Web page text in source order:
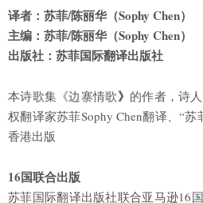
译者：苏菲/陈丽华（Sophy Chen）
主编：苏菲/陈丽华（Sophy Chen）
出版社：苏菲国际翻译出版社
本诗歌集《边寨情歌》 的作者，诗
权翻译家苏菲Sophy Chen翻译、“
香港出版
16国联合出版
苏菲国际翻译出版社联合亚马逊16